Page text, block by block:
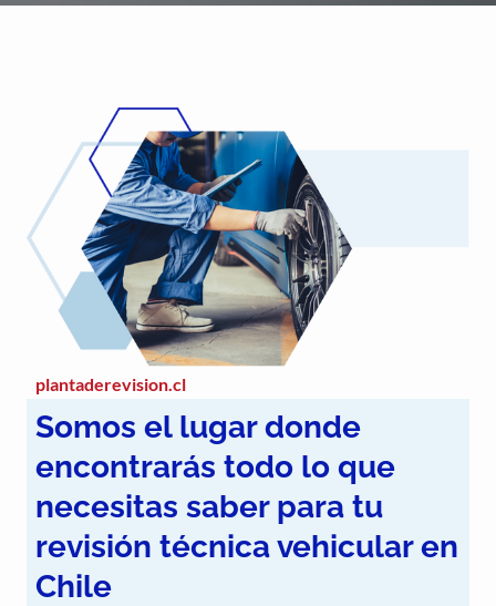
plantaderevision.cl
Somos el lugar donde
encontrarás todo lo que
necesitas saber para tu
revisión técnica vehicular en
Chile